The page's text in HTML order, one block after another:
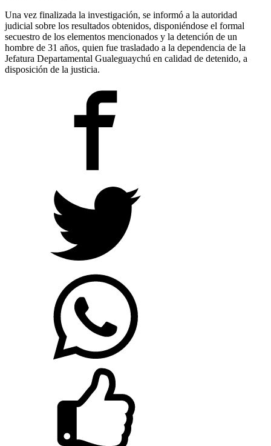
Una vez finalizada la investigación, se informó a la autoridad
judicial sobre los resultados obtenidos, disponiéndose el formal
secuestro de los elementos mencionados y la detención de un
hombre de 31 años, quien fue trasladado a la dependencia de la
Jefatura Departamental Gualeguaychú en calidad de detenido, a
disposición de la justicia.